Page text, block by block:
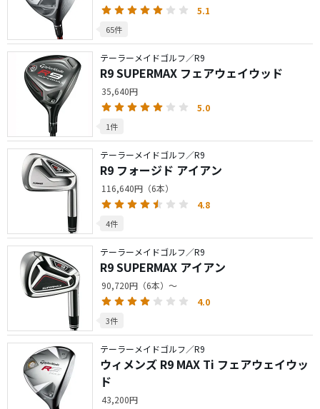
5.1
65件
テーラーメイドゴルフ／R9
R9 SUPERMAX フェアウェイウッド
35,640円
5.0
1件
テーラーメイドゴルフ／R9
R9 フォージド アイアン
116,640円（6本）
4.8
4件
テーラーメイドゴルフ／R9
R9 SUPERMAX アイアン
90,720円（6本）～
4.0
3件
テーラーメイドゴルフ／R9
ウィメンズ R9 MAX Ti フェアウェイウッ
ド
43,200円